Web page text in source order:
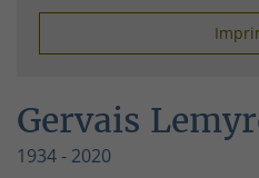
Gervais
1934 - 2020